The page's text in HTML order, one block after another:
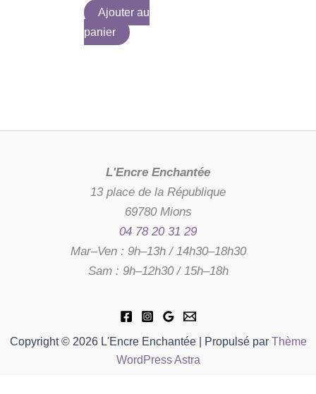
Ajouter au
panier
L'Encre Enchantée
13 place de la République
69780 Mions
04 78 20 31 29
Mar–Ven : 9h–13h / 14h30–18h30
Sam : 9h–12h30 / 15h–18h
Copyright © 2026 L'Encre Enchantée | Propulsé par Thème
WordPress Astra